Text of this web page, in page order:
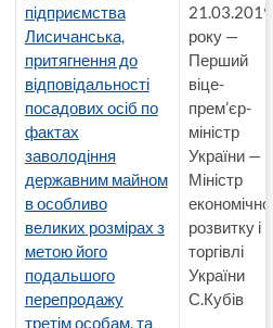
підприємства
Лисичанська,
притягнення до
відповідальності
посадових осіб по
фактах
заволодіння
державним майном
в особливо
великих розмірах з
метою його
подальшого
перепродажу
третім особам, та
21.03.2019
року —
Перший
віце-
прем’єр-
міністр
України —
Міністр
розвитку і
торгівлі
України
С.Кубів